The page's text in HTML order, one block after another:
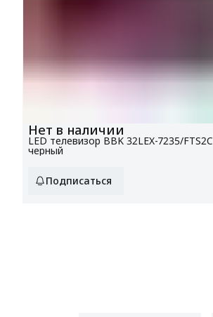
Нет в наличии
LED телевизор BBK 32LEX-7235/FTS2C
черный
Подписаться